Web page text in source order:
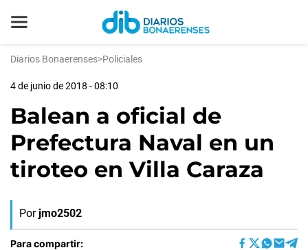
Diarios Bonaerenses>Policiales
4 de junio de 2018 - 08:10
Balean a oficial de
Prefectura Naval en un
tiroteo en Villa Caraza
Por jmo2502
Para compartir: